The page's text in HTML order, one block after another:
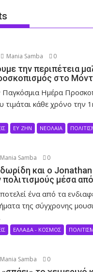
Mania Samba 0
την περιπέτεια
στο
Ημέρα
τιμάται κάθε χρόνο την
ΕΥ ΖΗΝ ΝΕΟΛΑΙΑ
Mania Samba 0
και ο
μέσα
ένα από τα
της σύγχρονης
ΕΛΛΑΔΑ - ΚΟΣΜΟΣ
Mania Samba 0